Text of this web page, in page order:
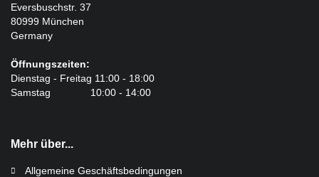
Eversbuschstr. 37
80999 München
Germany
Öffnungszeiten:
Dienstag - Freitag 11:00 - 18:00
Samstag 10:00 - 14:00
Mehr über...
Allgemeine Geschäftsbedingungen